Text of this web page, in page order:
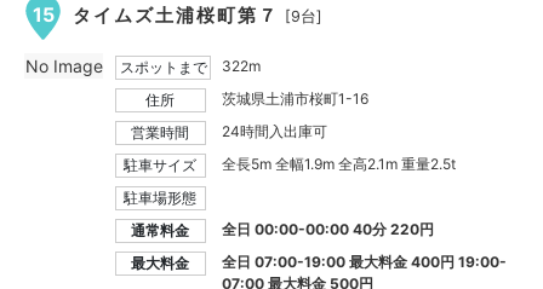
15 タイムズ土浦桜町第７ [9台]
スポットまで
322m
住所
茨城県土浦市桜町1-16
営業時間
24時間入出庫可
駐車サイズ
全長5m 全幅1.9m 全高2.1m 重量2.5t
駐車場形態
通常料金
全日 00:00-00:00 40分 220円
最大料金
全日 07:00-19:00 最大料金400円19:00-
07:00 最大料金 500円
No Image